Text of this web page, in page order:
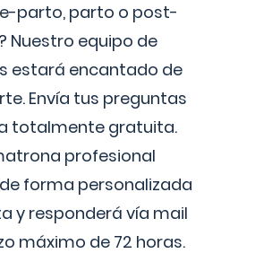
parto, parto o post-
Nuestro equipo de
estará encantado de
Envía tus preguntas
totalmente gratuita.
profesional
forma personalizada
y responderá vía mail
máximo de 72 horas.